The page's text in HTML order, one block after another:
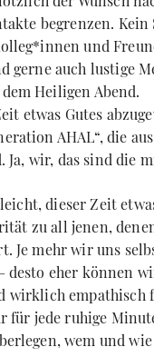
begrenzen.
und
gerne auch lustige
Heiligen Abend.
etwas Gutes
AHAL“, die
wir, das sind die
dieser Zeit
zu all jenen,
Je mehr wir uns
desto eher können
empathisch
für jede ruhige
wem und